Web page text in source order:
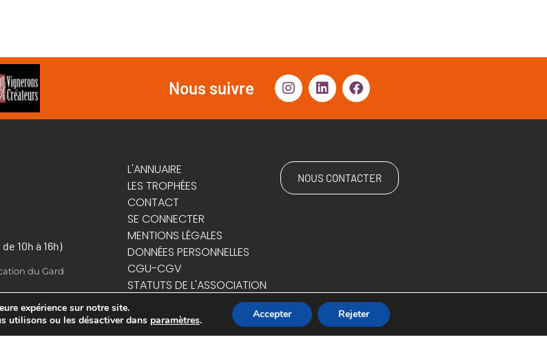
Nous suivre
10h à 16h)
du Gard
L'ANNUAIRE
LES TROPHÉES
CONTACT
SE CONNECTER
MENTIONS LÉGALES
DONNÉES PERSONNELLES
CGU-CGV
STATUTS DE L'ASSOCIATION
NOUS CONTACTER
expérience sur notre site.
utilisons ou les désactiver dans paramètres. Accepter Rejeter